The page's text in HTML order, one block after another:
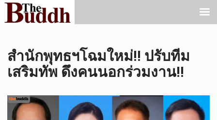
สำนักพุทธฯโฉมใหม่!! ปรับทีม
เสริมทัพ ดึงคนนอกร่วมงาน!!